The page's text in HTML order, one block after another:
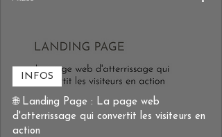
🌐 Landing Page : La page web
d'atterrissage qui convertit les visiteurs en
action
INFOS